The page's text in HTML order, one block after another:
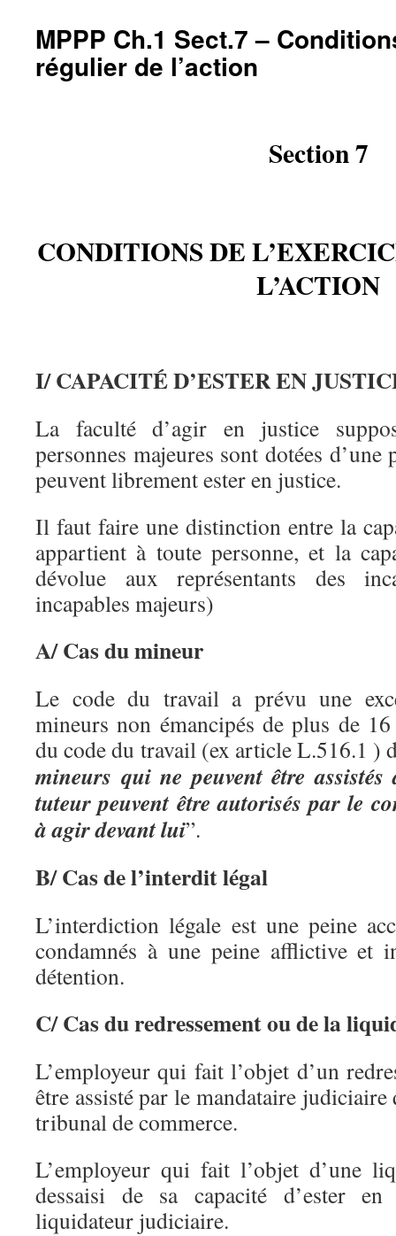
MPPP Ch.1 Sect.7 –
régulier de l’action
Section 7
CONDITIONS DE
L’ACTION
I/ CAPACITÉ D’ESTER EN
La faculté d’agir en justice
personnes majeures sont dotées
peuvent librement ester en justice.
Il faut faire une distinction entre la
appartient à toute personne, et la
dévolue aux représentants des
incapables majeurs)
A/ Cas du mineur
Le code du travail a prévu une
mineurs non émancipés de plus de
du code du travail (ex article L.516.1 )
mineurs qui ne peuvent être
tuteur peuvent être autorisés par le
à agir devant lui”.
B/ Cas de l’interdit légal
L’interdiction légale est une peine
condamnés à une peine afflictive et
détention.
C/ Cas du redressement ou de la
L’employeur qui fait l’objet d’un
être assisté par le mandataire
tribunal de commerce.
L’employeur qui fait l’objet d’une
dessaisi de sa capacité d’ester
liquidateur judiciaire.